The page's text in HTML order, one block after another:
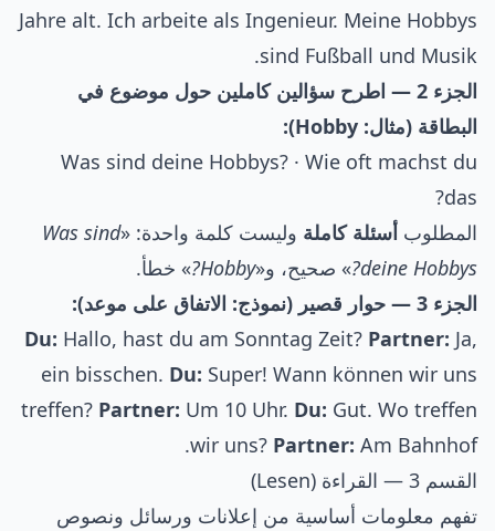
Jahre alt. Ich arbeite als Ingenieur. Meine Hobbys
sind Fußball und Musik.
الجزء 2 — اطرح سؤالين كاملين حول موضوع في
البطاقة (مثال: Hobby):
Was sind deine Hobbys? · Wie oft machst du
das?
المطلوب أسئلة كاملة وليست كلمة واحدة: «Was sind
deine Hobbys? » صحيح، و«Hobby? » خطأ.
الجزء 3 — حوار قصير (نموذج: الاتفاق على موعد):
Du: Hallo, hast du am Sonntag Zeit? Partner: Ja,
ein bisschen. Du: Super! Wann können wir uns
treffen? Partner: Um 10 Uhr. Du: Gut. Wo treffen
wir uns? Partner: Am Bahnhof.
القسم 3 — القراءة (Lesen)
تفهم معلومات أساسية من إعلانات ورسائل ونصوص